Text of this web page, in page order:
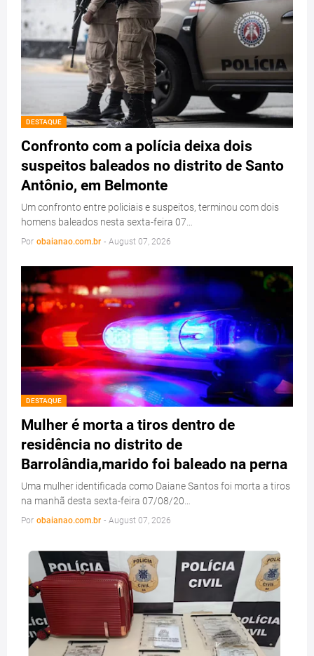
DESTAQUE
Confronto com a polícia deixa dois
suspeitos baleados no distrito de Santo
Antônio, em Belmonte
Um confronto entre policiais e suspeitos, terminou com dois
homens baleados nesta sexta-feira 07…
Por obaianao.com.br - August 07, 2026
DESTAQUE
Mulher é morta a tiros dentro de
residência no distrito de
Barrolândia,marido foi baleado na perna
Uma mulher identificada como Daiane Santos foi morta a tiros
na manhã desta sexta-feira 07/08/20…
Por obaianao.com.br - August 07, 2026